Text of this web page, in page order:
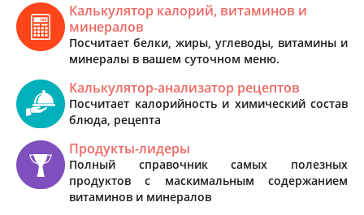
Калькулятор калорий, витаминов и
минералов
Посчитает белки, жиры, углеводы, витамины и
минералы в вашем суточном меню.
Калькулятор-анализатор рецептов
Посчитает калорийность и химический состав
блюда, рецепта
Продукты-лидеры
Полный справочник самых полезных
продуктов с маскимальным содержанием
витаминов и минералов